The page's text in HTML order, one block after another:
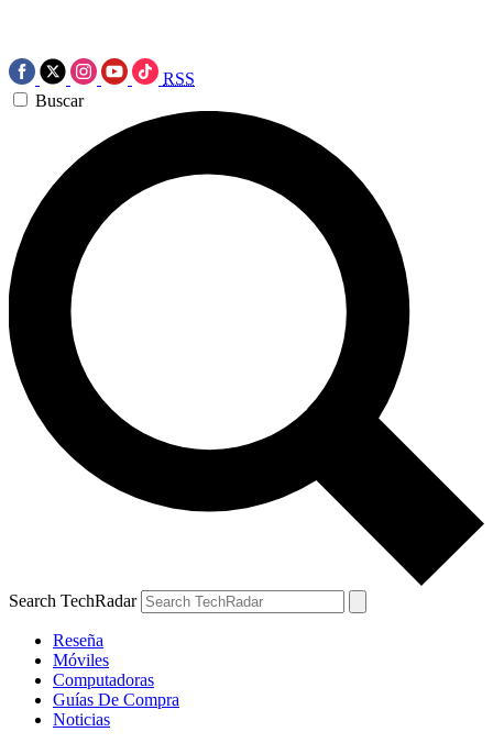
RSS
Buscar
Search TechRadar
Reseña
Móviles
Computadoras
Guías De Compra
Noticias